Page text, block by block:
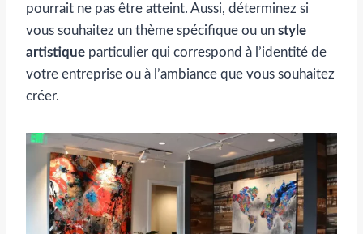
pourrait ne pas être atteint. Aussi, déterminez si
vous souhaitez un thème spécifique ou un style
artistique particulier qui correspond à l’identité de
votre entreprise ou à l’ambiance que vous souhaitez
créer.